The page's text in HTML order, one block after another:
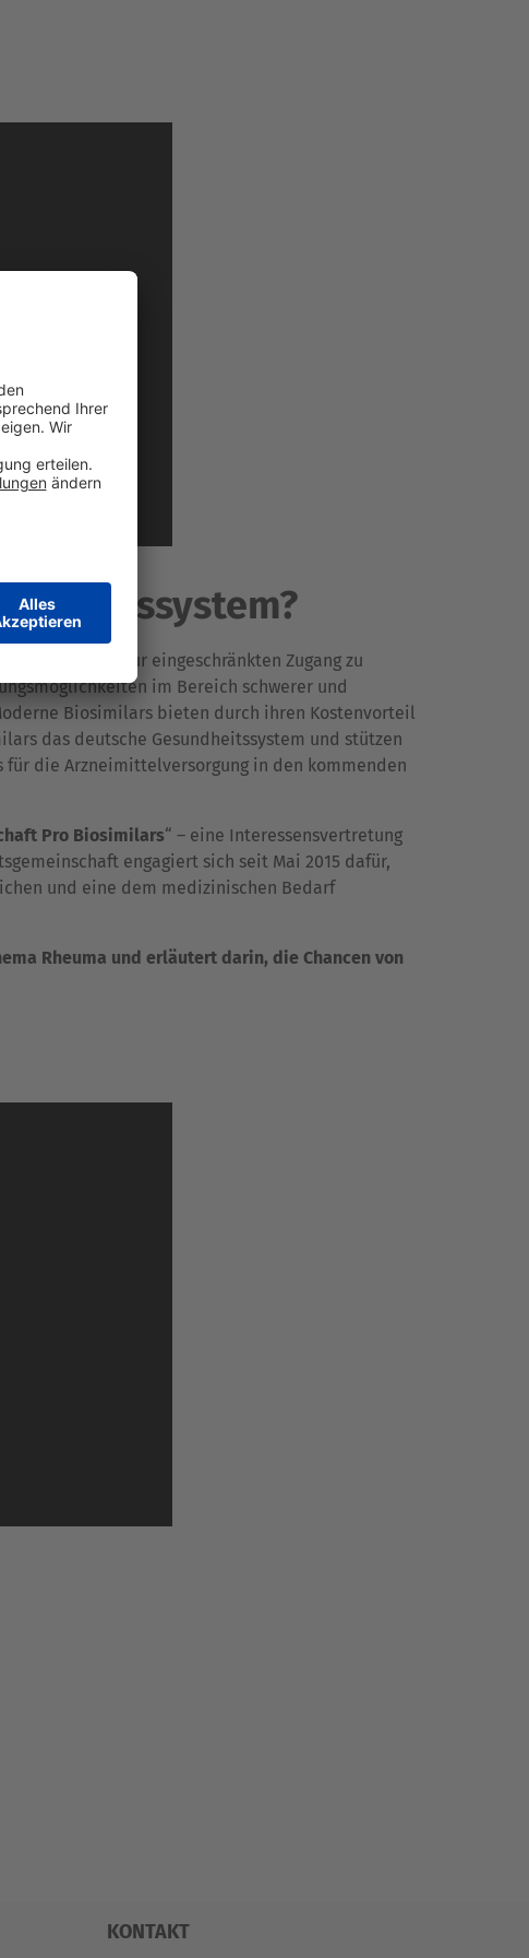
können.
Ländern nur eingeschränkten Zugang zu
im Bereich schwerer und
Biosimilars bieten durch ihren Kostenvorteil
das deutsche Gesundheitssystem und stützen
die Arzneimittelversorgung in den kommenden
Pro Biosimilars“ – eine Interessensvertretung
engagiert sich seit Mai 2015 dafür,
und eine dem medizinischen Bedarf
Rheuma und erläutert darin, die Chancen von
KONTAKT